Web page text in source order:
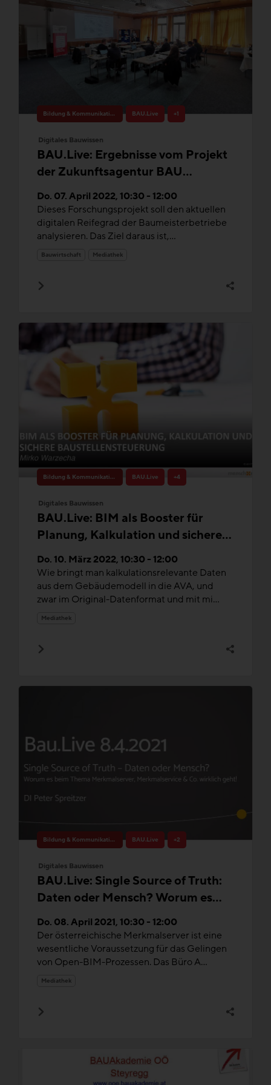
Bildung & Kommunikation BAU.Live +1
Digitales Bauwissen
BAU.Live: Ergebnisse vom Projekt
der Zukunftsagentur BAU
"Digitaler Reifegrad
mittelständischer Baubetriebe"
Do. 07. April 2022, 10:30 - 12:00
Dieses Forschungsprojekt soll den aktuellen
digitalen Reifegrad der Baumeisterbetriebe
analysieren. Das Ziel daraus ist,...
Bauwirtschaft Mediathek
Bildung & Kommunikation BAU.Live +4
Digitales Bauwissen
BAU.Live: BIM als Booster für
Planung, Kalkulation und sichere
Baustellensteuerung
Do. 10. März 2022, 10:30 - 12:00
Wie bringt man kalkulationsrelevante Daten
aus dem Gebäudemodell in die AVA, und
zwar im Original-Datenformat und mit mi...
Mediathek
Bildung & Kommunikation BAU.Live +2
Digitales Bauwissen
BAU.Live: Single Source of Truth:
Daten oder Mensch? Worum es
beim Thema Merkmalserver & Co.
wirklich geht?
Do. 08. April 2021, 10:30 - 12:00
Der österreichische Merkmalserver ist eine
wesentliche Voraussetzung für das Gelingen
von Open-BIM-Prozessen. Das Büro A...
Mediathek